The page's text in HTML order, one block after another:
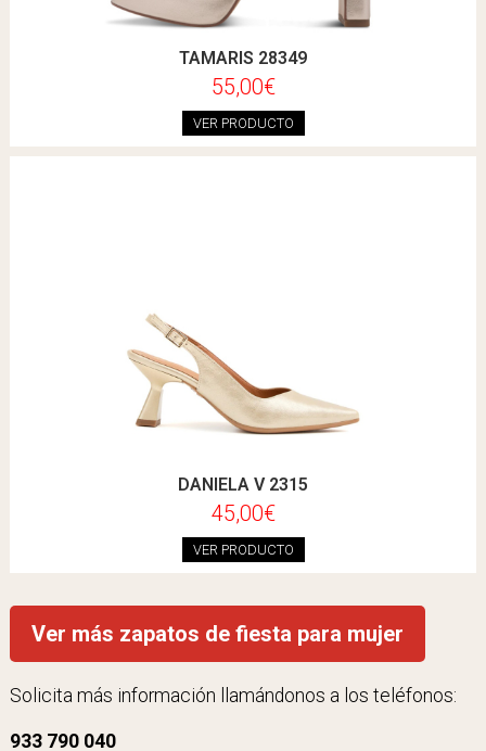
TAMARIS 28349
55,00€
VER PRODUCTO
DANIELA V 2315
45,00€
VER PRODUCTO
Ver más zapatos de fiesta para mujer
Solicita más información llamándonos a los teléfonos:
933 790 040